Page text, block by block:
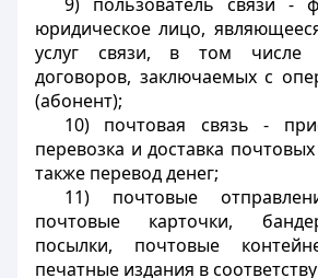
юридическое лицо,
услуг связи, в том числе
договоров, заключаемых с
(абонент);
10) почтовая связь -
перевозка и доставка
также перевод денег;
11) почтовые
почтовые карточки,
посылки, почтовые
печатные издания в